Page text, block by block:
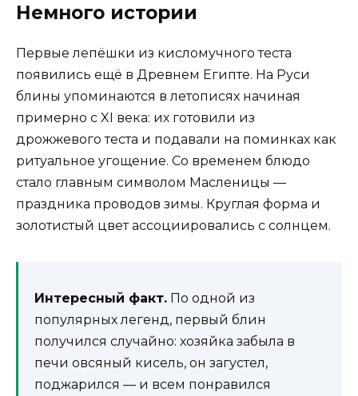
Немного истории
Первые лепёшки из кисломучного теста
появились ещё в Древнем Египте. На Руси
блины упоминаются в летописях начиная
примерно с XI века: их готовили из
дрожжевого теста и подавали на поминках как
ритуальное угощение. Со временем блюдо
стало главным символом Масленицы —
праздника проводов зимы. Круглая форма и
золотистый цвет ассоциировались с солнцем.
Интересный факт. По одной из
популярных легенд, первый блин
получился случайно: хозяйка забыла в
печи овсяный кисель, он загустел,
поджарился — и всем понравился